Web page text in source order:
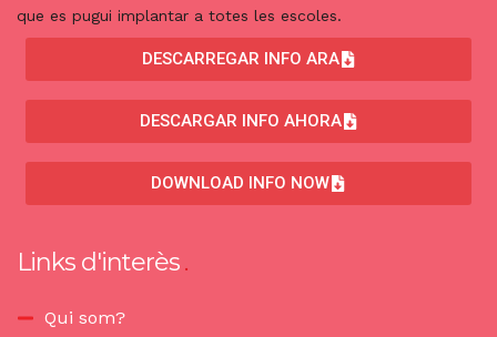
que es pugui implantar a totes les escoles.
DESCARREGAR INFO ARA
DESCARGAR INFO AHORA
DOWNLOAD INFO NOW
Links d'interès
Qui som?